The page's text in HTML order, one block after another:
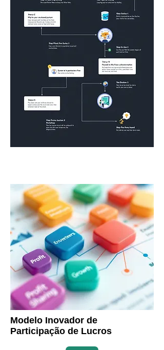
Modelo Inovador de
Participação de Lucros